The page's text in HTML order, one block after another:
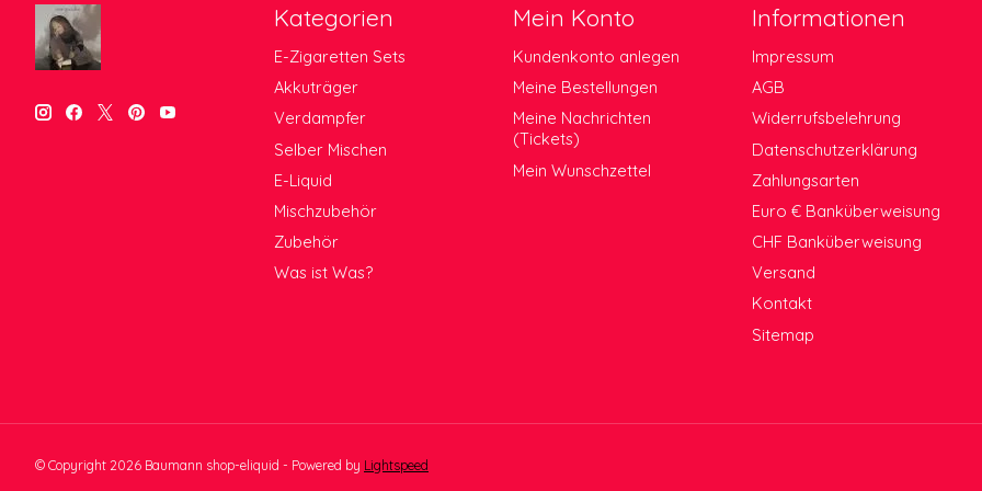
Kategorien
E-Zigaretten Sets
Akkuträger
Verdampfer
Selber Mischen
E-Liquid
Mischzubehör
Zubehör
Was ist Was?
Mein Konto
Kundenkonto anlegen
Meine Bestellungen
Meine Nachrichten
(Tickets)
Mein Wunschzettel
Informationen
Impressum
AGB
Widerrufsbelehrung
Datenschutzerklärung
Zahlungsarten
Euro € Banküberweisung
CHF Banküberweisung
Versand
Kontakt
Sitemap
© Copyright 2026 Baumann shop-eliquid - Powered by Lightspeed